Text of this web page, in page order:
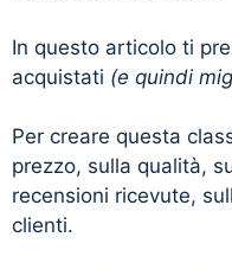
In questo articolo ti
acquistati (e quindi
Per creare questa
prezzo, sulla qualità,
recensioni ricevute,
clienti.